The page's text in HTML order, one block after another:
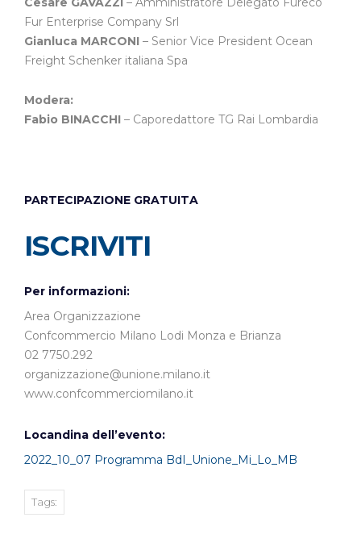
Fur Enterprise Company Srl
Gianluca MARCONI – Senior Vice President Ocean
Freight Schenker italiana Spa
Modera:
Fabio BINACCHI – Caporedattore TG Rai Lombardia
PARTECIPAZIONE GRATUITA
ISCRIVITI
Per informazioni:
Area Organizzazione
Confcommercio Milano Lodi Monza e Brianza
02 7750.292
organizzazione@unione.milano.it
www.confcommerciomilano.it
Locandina dell’evento:
2022_10_07 Programma BdI_Unione_Mi_Lo_MB
Tags: